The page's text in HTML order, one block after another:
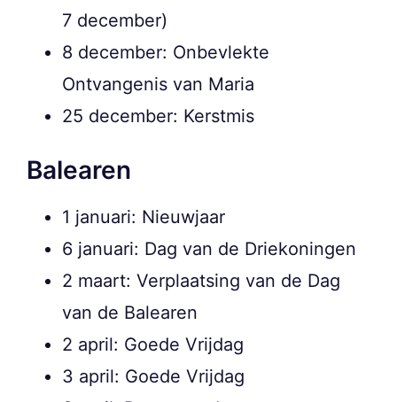
7 december)
8 december: Onbevlekte
Ontvangenis van Maria
25 december: Kerstmis
Balearen
1 januari: Nieuwjaar
6 januari: Dag van de Driekoningen
2 maart: Verplaatsing van de Dag
van de Balearen
2 april: Goede Vrijdag
3 april: Goede Vrijdag